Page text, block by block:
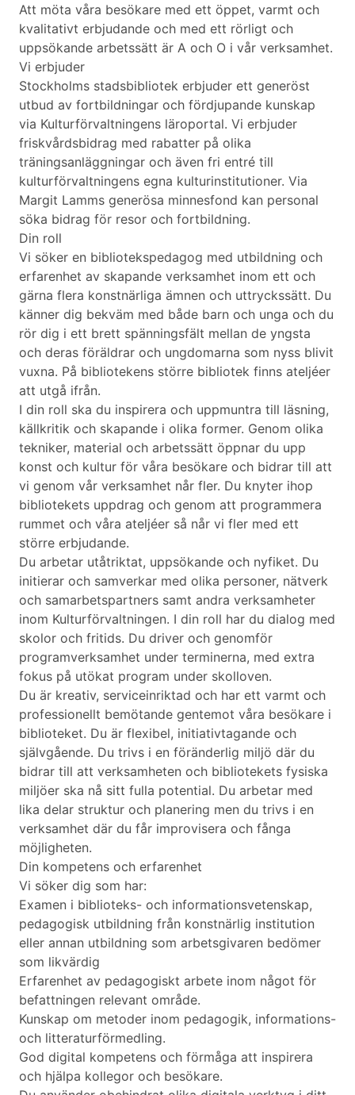
Att möta våra besökare med ett öppet, varmt och
kvalitativt erbjudande och med ett rörligt och
uppsökande arbetssätt är A och O i vår verksamhet.
Vi erbjuder
Stockholms stadsbibliotek erbjuder ett generöst
utbud av fortbildningar och fördjupande kunskap
via Kulturförvaltningens läroportal. Vi erbjuder
friskvårdsbidrag med rabatter på olika
träningsanläggningar och även fri entré till
kulturförvaltningens egna kulturinstitutioner. Via
Margit Lamms generösa minnesfond kan personal
söka bidrag för resor och fortbildning.
Din roll
Vi söker en bibliotekspedagog med utbildning och
erfarenhet av skapande verksamhet inom ett och
gärna flera konstnärliga ämnen och uttryckssätt. Du
känner dig bekväm med både barn och unga och du
rör dig i ett brett spänningsfält mellan de yngsta
och deras föräldrar och ungdomarna som nyss blivit
vuxna. På bibliotekens större bibliotek finns ateljéer
att utgå ifrån.
I din roll ska du inspirera och uppmuntra till läsning,
källkritik och skapande i olika former. Genom olika
tekniker, material och arbetssätt öppnar du upp
konst och kultur för våra besökare och bidrar till att
vi genom vår verksamhet når fler. Du knyter ihop
bibliotekets uppdrag och genom att programmera
rummet och våra ateljéer så når vi fler med ett
större erbjudande.
Du arbetar utåtriktat, uppsökande och nyfiket. Du
initierar och samverkar med olika personer, nätverk
och samarbetspartners samt andra verksamheter
inom Kulturförvaltningen. I din roll har du dialog med
skolor och fritids. Du driver och genomför
programverksamhet under terminerna, med extra
fokus på utökat program under skolloven.
Du är kreativ, serviceinriktad och har ett varmt och
professionellt bemötande gentemot våra besökare i
biblioteket. Du är flexibel, initiativtagande och
självgående. Du trivs i en föränderlig miljö där du
bidrar till att verksamheten och bibliotekets fysiska
miljöer ska nå sitt fulla potential. Du arbetar med
lika delar struktur och planering men du trivs i en
verksamhet där du får improvisera och fånga
möjligheten.
Din kompetens och erfarenhet
Vi söker dig som har:
Examen i biblioteks- och informationsvetenskap,
pedagogisk utbildning från konstnärlig institution
eller annan utbildning som arbetsgivaren bedömer
som likvärdig
Erfarenhet av pedagogiskt arbete inom något för
befattningen relevant område.
Kunskap om metoder inom pedagogik, informations-
och litteraturförmedling.
God digital kompetens och förmåga att inspirera
och hjälpa kollegor och besökare.